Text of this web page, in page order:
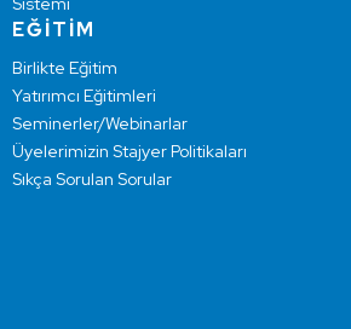
EĞİTİM
Birlikte Eğitim
Yatırımcı Eğitimleri
Seminerler/Webinarlar
Üyelerimizin Stajyer Politikaları
Sıkça Sorulan Sorular